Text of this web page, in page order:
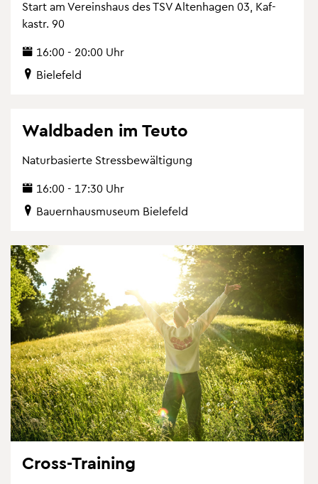
Start am Ver­eins­haus des TSV Al­ten­ha­gen 03, Kaf­
kastr. 90
16:00 - 20:00 Uhr
Bie­le­feld
Wald­ba­den im Teuto
Na­tur­ba­sier­te Stress­be­wäl­ti­gung
16:00 - 17:30 Uhr
Bau­ern­haus­mu­se­um Bie­le­feld
Cross-Trai­ning